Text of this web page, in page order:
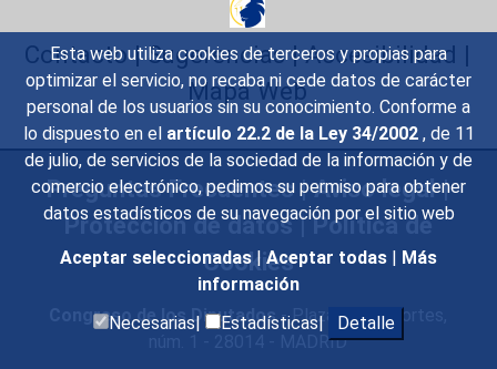
Esta web utiliza cookies de terceros y propias para
optimizar el servicio, no recaba ni cede datos de carácter
personal de los usuarios sin su conocimiento. Conforme a
lo dispuesto en el artículo 22.2 de la Ley 34/2002 , de 11
de julio, de servicios de la sociedad de la información y de
comercio electrónico, pedimos su permiso para obtener
datos estadísticos de su navegación por el sitio web
Aceptar seleccionadas | Aceptar todas | Más
información
Necesarias|
Estadísticas| Detalle
Contacto|Sugerencias|Accesibilidad |
Mapa Web
Preguntas Frecuentes|Aviso legal|
Protección de datos|Política de
Cookies
Congreso de los Diputados- Plaza de las Cortes,
núm. 1 - 28014 - MADRID